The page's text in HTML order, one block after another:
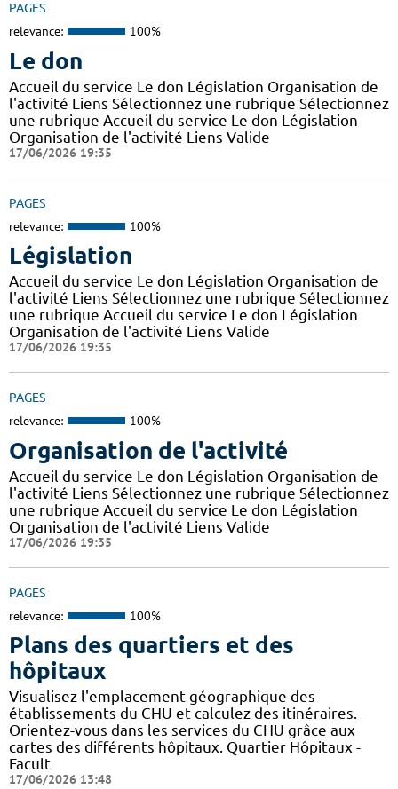
PAGES
relevance: 100%
Le don
Accueil du service Le don Législation Organisation de
l'activité Liens Sélectionnez une rubrique Sélectionnez
une rubrique Accueil du service Le don Législation
Organisation de l'activité Liens Valide
17/06/2026 19:35
PAGES
relevance: 100%
Législation
Accueil du service Le don Législation Organisation de
l'activité Liens Sélectionnez une rubrique Sélectionnez
une rubrique Accueil du service Le don Législation
Organisation de l'activité Liens Valide
17/06/2026 19:35
PAGES
relevance: 100%
Organisation de l'activité
Accueil du service Le don Législation Organisation de
l'activité Liens Sélectionnez une rubrique Sélectionnez
une rubrique Accueil du service Le don Législation
Organisation de l'activité Liens Valide
17/06/2026 19:35
PAGES
relevance: 100%
Plans des quartiers et des
hôpitaux
Visualisez l'emplacement géographique des
établissements du CHU et calculez des itinéraires.
Orientez-vous dans les services du CHU grâce aux
cartes des différents hôpitaux. Quartier Hôpitaux -
Facult
17/06/2026 13:48